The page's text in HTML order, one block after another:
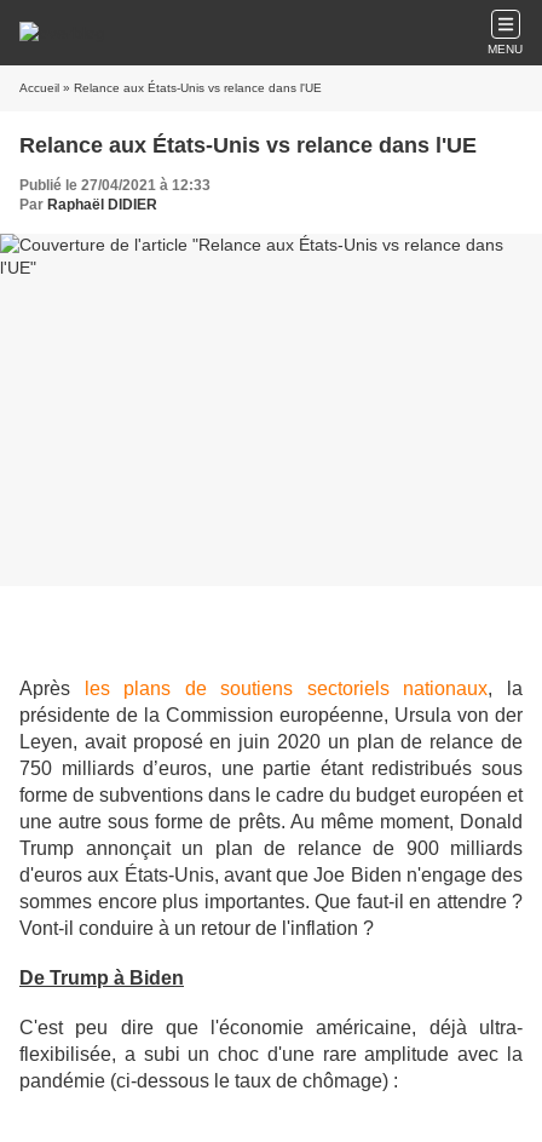
MENU
Accueil » Relance aux États-Unis vs relance dans l'UE
Relance aux États-Unis vs relance dans l'UE
Publié le 27/04/2021 à 12:33
Par Raphaël DIDIER
Après les plans de soutiens sectoriels nationaux, la
présidente de la Commission européenne, Ursula von der
Leyen, avait proposé en juin 2020 un plan de relance de
750 milliards d’euros, une partie étant redistribués sous
forme de subventions dans le cadre du budget européen et
une autre sous forme de prêts. Au même moment, Donald
Trump annonçait un plan de relance de 900 milliards
d'euros aux États-Unis, avant que Joe Biden n'engage des
sommes encore plus importantes. Que faut-il en attendre ?
Vont-il conduire à un retour de l'inflation ?
De Trump à Biden
C'est peu dire que l'économie américaine, déjà ultra-
flexibilisée, a subi un choc d'une rare amplitude avec la
pandémie (ci-dessous le taux de chômage) :